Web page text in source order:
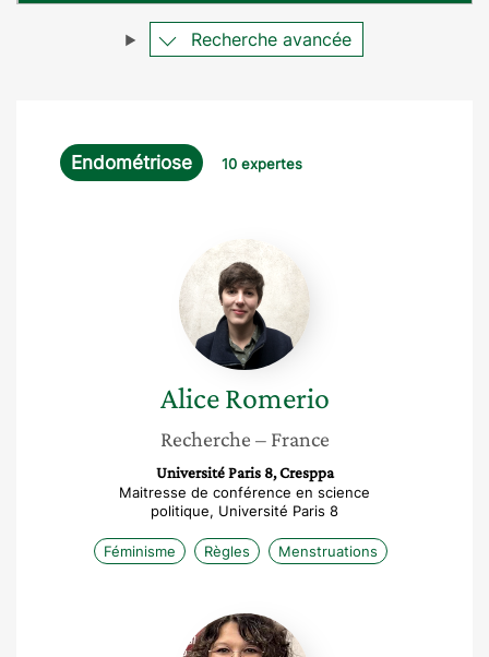
e
Recherche avancée
Endométriose 10 expertes
Alice
Romerio
Alice Romerio
Recherche – France
Université Paris 8, Cresppa
Maitresse de conférence en science
politique, Université Paris 8
Féminisme Règles Menstruations
Yasmine
Candau